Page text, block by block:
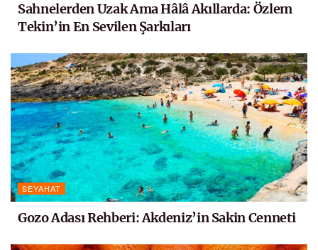
Sahnelerden Uzak Ama Hâlâ Akıllarda: Özlem
Tekin’in En Sevilen Şarkıları
SEYAHAT
Gozo Adası Rehberi: Akdeniz’in Sakin Cenneti